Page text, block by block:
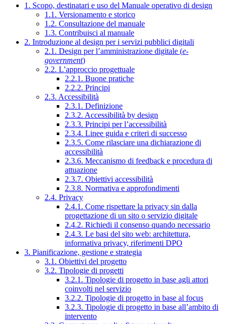
1. Scopo, destinatari e uso del Manuale operativo di design
1.1. Versionamento e storico
1.2. Consultazione del manuale
1.3. Contribuisci al manuale
2. Introduzione al design per i servizi pubblici digitali
2.1. Design per l’amministrazione digitale (e-
government)
2.2. L’approccio progettuale
2.2.1. Buone pratiche
2.2.2. Principi
2.3. Accessibilità
2.3.1. Definizione
2.3.2. Accessibilità by design
2.3.3. Principi per l’accessibilità
2.3.4. Linee guida e criteri di successo
2.3.5. Come rilasciare una dichiarazione di
accessibilità
2.3.6. Meccanismo di feedback e procedura di
attuazione
2.3.7. Obiettivi accessibilità
2.3.8. Normativa e approfondimenti
2.4. Privacy
2.4.1. Come rispettare la privacy sin dalla
progettazione di un sito o servizio digitale
2.4.2. Richiedi il consenso quando necessario
2.4.3. Le basi del sito web: architettura,
informativa privacy, riferimenti DPO
3. Pianificazione, gestione e strategia
3.1. Obiettivi del progetto
3.2. Tipologie di progetti
3.2.1. Tipologie di progetto in base agli attori
coinvolti nel servizio
3.2.2. Tipologie di progetto in base al focus
3.2.3. Tipologie di progetto in base all’ambito di
intervento